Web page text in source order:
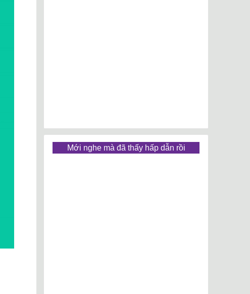
Mới nghe mà đã thấy hấp dẫn rồi